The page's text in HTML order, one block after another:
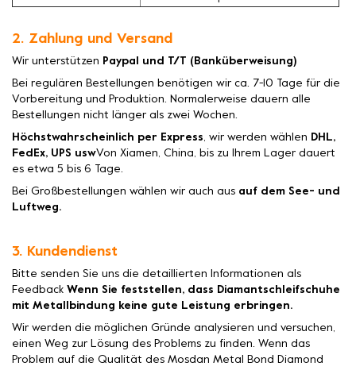
2. Zahlung und Versand
Wir unterstützen Paypal und T/T (Banküberweisung)
Bei regulären Bestellungen benötigen wir ca. 7-10 Tage für die
Vorbereitung und Produktion. Normalerweise dauern alle
Bestellungen nicht länger als zwei Wochen.
Höchstwahrscheinlich per Express, wir werden wählen DHL,
FedEx, UPS uswVon Xiamen, China, bis zu Ihrem Lager dauert
es etwa 5 bis 6 Tage.
Bei Großbestellungen wählen wir auch aus auf dem See- und
Luftweg.
3. Kundendienst
Bitte senden Sie uns die detaillierten Informationen als
Feedback Wenn Sie feststellen, dass Diamantschleifschuhe
mit Metallbindung keine gute Leistung erbringen.
Wir werden die möglichen Gründe analysieren und versuchen,
einen Weg zur Lösung des Problems zu finden. Wenn das
Problem auf die Qualität des Mosdan Metal Bond Diamond